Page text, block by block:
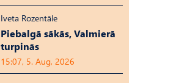
Iveta Rozentāle
Piebalgā sākās, Valmierā
turpinās
15:07, 5. Aug, 2026